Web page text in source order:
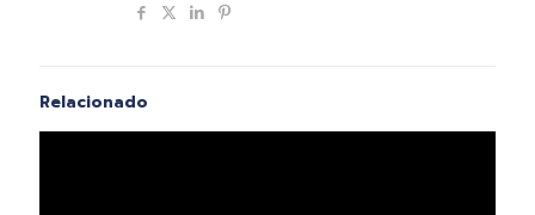
Relacionado